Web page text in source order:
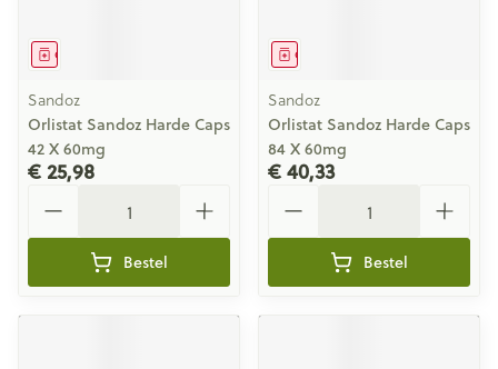
Geneesmiddel
Sandoz
Orlistat Sandoz Harde Caps
42 X 60mg
€ 25,98
Bestel
Geneesmiddel
Sandoz
Orlistat Sandoz Harde Caps
84 X 60mg
€ 40,33
Bestel